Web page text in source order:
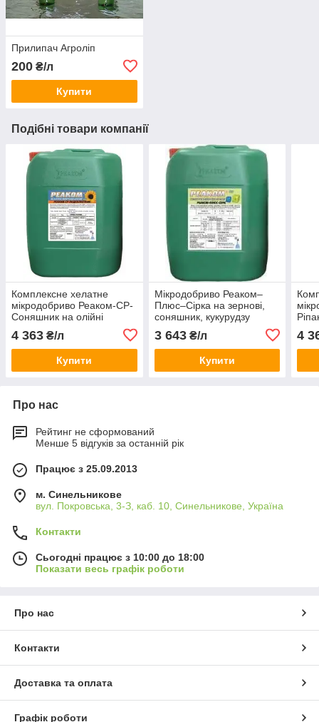
Прилипач Агроліп
200 ₴/л
Купити
Подібні товари компанії
Комплексне хелатне
мікродобриво Реаком-СР-
Соняшник на олійні
4 363 ₴/л
Купити
Мікродобриво Реаком–
Плюс–Сірка на зернові,
соняшник, кукурудзу
3 643₴/л
Купити
4
Про нас
Рейтинг не сформований
Менше 5 відгуків за останній рік
Працює з 25.09.2013
м. Синельникове
вул. Покровська, 3-З, каб. 10, Синельникове, Україна
Контакти
Сьогодні працює з 10:00 до 18:00
Показати весь графік роботи
Про нас
Контакти
Доставка та оплата
Графік роботи